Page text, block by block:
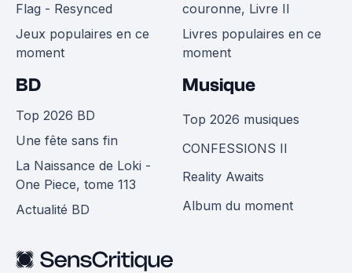
Flag - Resynced
Jeux populaires en ce
moment
couronne, Livre II
Livres populaires en ce
moment
BD
Top 2026 BD
Une fête sans fin
La Naissance de Loki -
One Piece, tome 113
Actualité BD
Musique
Top 2026 musiques
CONFESSIONS II
Reality Awaits
Album du moment